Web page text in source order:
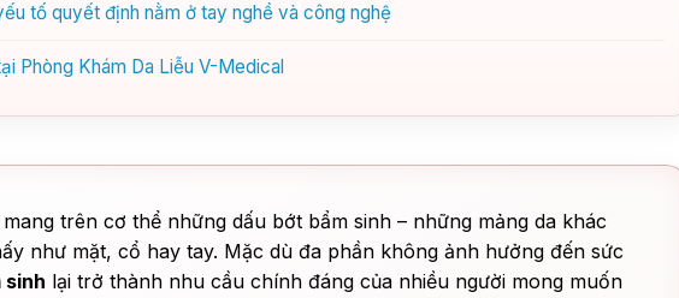
tố quyết định nằm ở tay nghề và công nghệ
Phòng Khám Da Liễu V-Medical
trên cơ thể những dấu bớt bẩm sinh – những mảng da khác
như mặt, cổ hay tay. Mặc dù đa phần không ảnh hưởng đến sức
sinh lại trở thành nhu cầu chính đáng của nhiều người mong muốn